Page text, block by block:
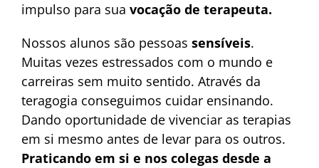
impulso para sua vocação de terapeuta.
Nossos alunos são pessoas sensíveis.
Muitas vezes estressados com o mundo e
carreiras sem muito sentido. Através da
teragogia conseguimos cuidar ensinando.
Dando oportunidade de vivenciar as terapias
em si mesmo antes de levar para os outros.
Praticando em si e nos colegas desde a